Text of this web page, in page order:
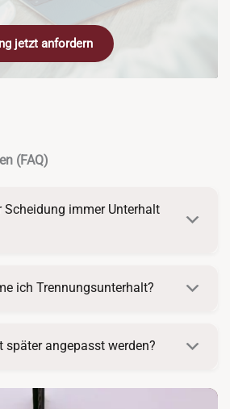
jetzt anfordern
(FAQ)
Scheidung immer Unterhalt
ich Trennungsunterhalt?
später angepasst werden?